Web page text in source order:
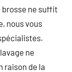
brosse ne suffit
nous vous
ne
raison de la